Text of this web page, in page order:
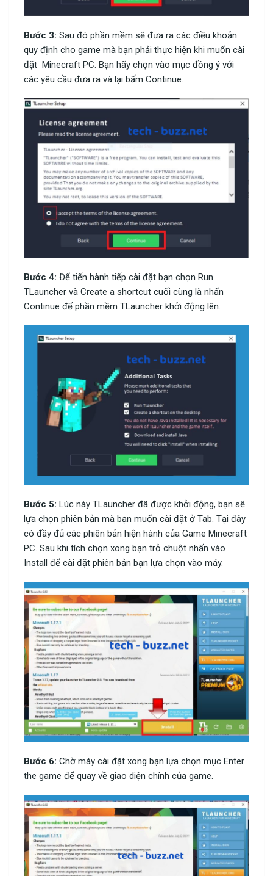
Bước 3: Sau đó phần mềm sẽ đưa ra các điều khoản
quy định cho game mà bạn phải thực hiện khi muốn cài
đặt Minecraft PC. Bạn hãy chọn vào mục đồng ý với
các yêu cầu đưa ra và lại bấm Continue.
Bước 4: Để tiến hành tiếp cài đặt bạn chọn Run
TLauncher và Create a shortcut cuối cùng là nhấn
Continue để phần mềm TLauncher khởi động lên.
Bước 5: Lúc này TLauncher đã được khởi động, bạn sẽ
lựa chọn phiên bản mà bạn muốn cài đặt ở Tab. Tại đây
có đầy đủ các phiên bản hiện hành của Game Minecraft
PC. Sau khi tích chọn xong bạn trỏ chuột nhấn vào
Install để cài đặt phiên bản bạn lựa chọn vào máy.
Bước 6: Chờ máy cài đặt xong bạn lựa chọn mục Enter
the game để quay về giao diện chính của game.